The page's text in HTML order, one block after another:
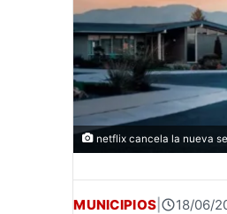
netflix cancela la nueva
MUNICIPIOS 18/06/